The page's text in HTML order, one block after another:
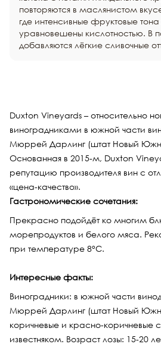
Duxton Vineyards – относительно
виноградниками в южной части
Мюррей Дарлинг (штат Новый
Основанная в 2015-м, Duxton
репутацию производителя вин с
«цена-качество».
Гастрономические сочетания:
Прекрасно подойдёт ко многим
морепродуктов и белого мяса.
при температуре 8°С.
Интересные факты:
Виноградники: в южной части
Мюррей Дарлинг (штат Новый
коричневые и красно-коричневые
известняком. Возраст лозы: 15-20
повторяются в маслянистом
где интенсивные фруктовые
уравновешены кислотностью. В
добавляются лёгкие сливочные